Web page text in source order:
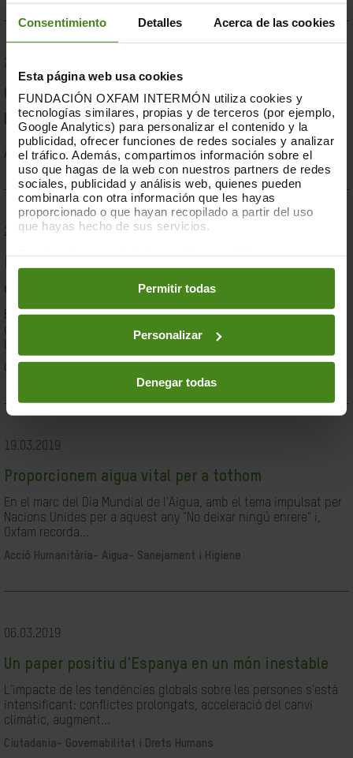
Consentimiento Detalles Acerca de las cookies
Esta página web usa cookies
FUNDACIÓN OXFAM INTERMÓN utiliza cookies y
tecnologías similares, propias y de terceros (por ejemplo,
Google Analytics) para personalizar el contenido y la
publicidad, ofrecer funciones de redes sociales y analizar
el tráfico. Además, compartimos información sobre el
uso que hagas de la web con nuestros partners de redes
sociales, publicidad y análisis web, quienes pueden
combinarla con otra información que les hayas
proporcionado o que hayan recopilado a partir del uso
que hayas hecho de sus servicios.
preferencias accediendo a nuestraPolítica de Cookieso
en los botones facilitados a continuación:
Permitir todas
Personalizar
Denegar todas
23.07.2019
Compromesos o complaents: una resposta fallida a
la crisi per sequera a la Banya d'Àfrica de 2019
Acció Humanitària-Resiliència i Mitjans de Vida
28.03.2019
desigualtat a Espanya
En el marc de la lluita contra la desigualtat, Oxfam Intermón ha
desenvolupat una eina d'anàlisi estructural de les causes de
la...
Ciutadania- Governabilitat i Drets Humans
19.03.2019
Proporcionem aigua vital per a tothom
En el marc del Dia Mundial de l'Aigua, amb el tema impulsat per
Nacions Unides per a aquest any "No deixar ningú enrere" i,
Oxfam recorda...
Acció Humanitària- Aigua- Sanejament i Higiene
06.03.2019
Un paper positiu d'Espanya en un món inestable
L'impacte de les tendències globals sobre les persones s'està
intensificant: conflictes prolongats, acceleració del canvi
climàtic, augment...
Ciutadania- Governabilitat i Drets Humans